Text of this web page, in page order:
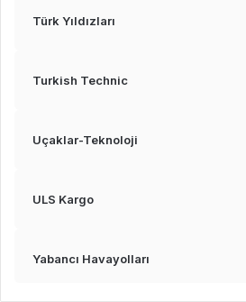
Türk Yıldızları
Turkish Technic
Uçaklar-Teknoloji
ULS Kargo
Yabancı Havayolları